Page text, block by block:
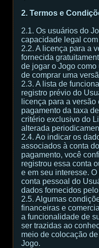
2. Termos e
2.1. Os usuários do
capacidade legal
2.2. A licença para a
fornecida
de jogar o Jogo
de comprar uma
2.3. A lista de
registro prévio do
licença para a
pagamento da taxa
critério exclusivo do
alterada
2.4. Ao indicar os
associados à conta
pagamento, você
registrou essa conta
e em seu interesse.
conta pessoal do
dados fornecidos
2.5. Algumas
financeiras e
a funcionalidade de
ser trazidas ao
meio de colocação
Jogo.